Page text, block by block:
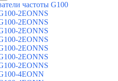
частоты G100
2EONNS
2EONNS
2EONNS
2EONNS
2EONNS
2EONNS
2EONNS
4EONN